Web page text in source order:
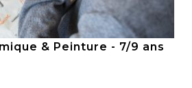
& Peinture - 7/9 ans